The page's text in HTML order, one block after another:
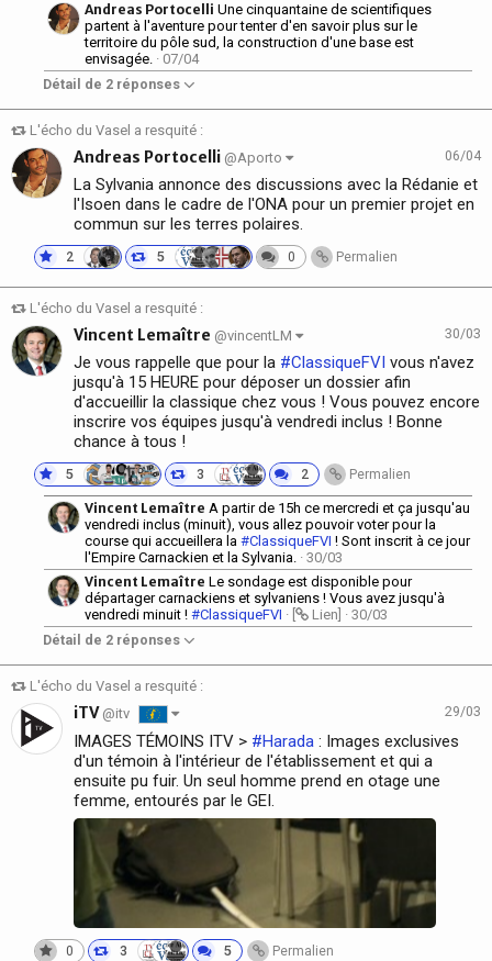
Andreas Portocelli Une cinquantaine de scientifiques
partent à l'aventure pour tenter d'en savoir plus sur le
territoire du pôle sud, la construction d'une base est
envisagée. · 07/04
Détail de 2 réponses
L'écho du Vasel a resquité :
06/04
Andreas Portocelli @Aporto
La Sylvania annonce des discussions avec la Rédanie et
l'Isoen dans le cadre de l'ONA pour un premier projet en
commun sur les terres polaires.
2 5 0 Permalien
L'écho du Vasel a resquité :
30/03
Vincent Lemaître @vincentLM
Je vous rappelle que pour la #ClassiqueFVI vous n'avez
jusqu'à 15 HEURE pour déposer un dossier afin
d'accueillir la classique chez vous ! Vous pouvez encore
inscrire vos équipes jusqu'à vendredi inclus ! Bonne
chance à tous !
5 3 2 Permalien
Vincent Lemaître A partir de 15h ce mercredi et ça jusqu'au
vendredi inclus (minuit), vous allez pouvoir voter pour la
course qui accueillera la #ClassiqueFVI ! Sont inscrit à ce jour
l'Empire Carnackien et la Sylvania. · 30/03
Vincent Lemaître Le sondage est disponible pour
départager carnackiens et sylvaniens ! Vous avez jusqu'à
vendredi minuit ! #ClassiqueFVI · [ Lien] · 30/03
Détail de 2 réponses
L'écho du Vasel a resquité :
29/03
iTV @itv
IMAGES TÉMOINS ITV > #Harada : Images exclusives
d'un témoin à l'intérieur de l'établissement et qui a
ensuite pu fuir. Un seul homme prend en otage une
femme, entourés par le GEI.
0 3 5 Permalien